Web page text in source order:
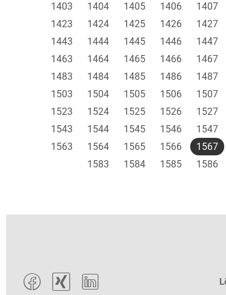
1403
1404 1405 1406 1407
1423
1424 1425 1426 1427
1443
1444 1445 1446 1447
1463
1464 1465 1466 1467
1483
1484 1485 1486 1487
1503
1504 1505 1506 1507
1523
1524 1525 1526 1527
1543
1544 1545 1546 1547
1563
1564 1565 1566 1567
1583
1584 1585 1586
  